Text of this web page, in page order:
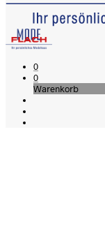
0
0
Warenkorb